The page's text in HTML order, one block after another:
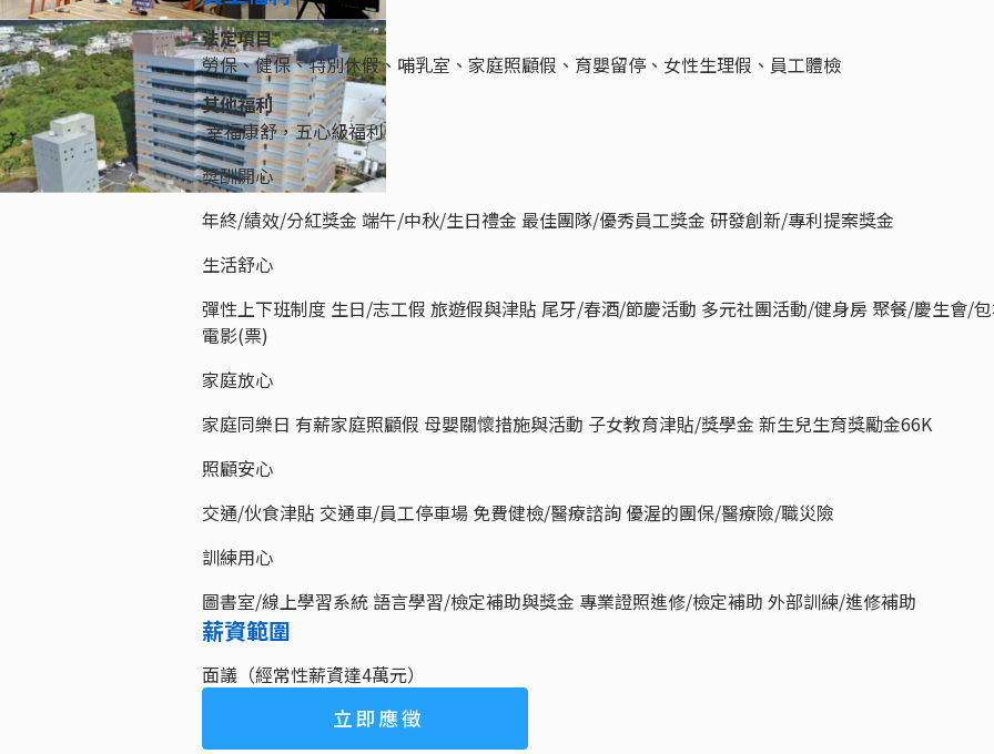
法定項目
勞保、健保、特別休假、哺乳室、家庭照顧假、育嬰留停、女性生理假、員工體檢
其他福利
幸福康舒，五心級福利
獎酬開心
年終/績效/分紅獎金 端午/中秋/生日禮金 最佳團隊/優秀員工獎金 研發創新/專利提案獎金
生活舒心
彈性上下班制度 生日/志工假 旅遊假與津貼 尾牙/春酒/節慶活動 多元社團活動/健身房 聚餐/慶生會/
電影(票)
家庭放心
家庭同樂日 有薪家庭照顧假 母嬰關懷措施與活動 子女教育津貼/獎學金 新生兒生育獎勵金66K
照顧安心
交通/伙食津貼 交通車/員工停車場 免費健檢/醫療諮詢 優渥的團保/醫療險/職災險
訓練用心
圖書室/線上學習系統 語言學習/檢定補助與獎金 專業證照進修/檢定補助 外部訓練/進修補助
薪資範圍
面議（經常性薪資達4萬元）
立即應徵